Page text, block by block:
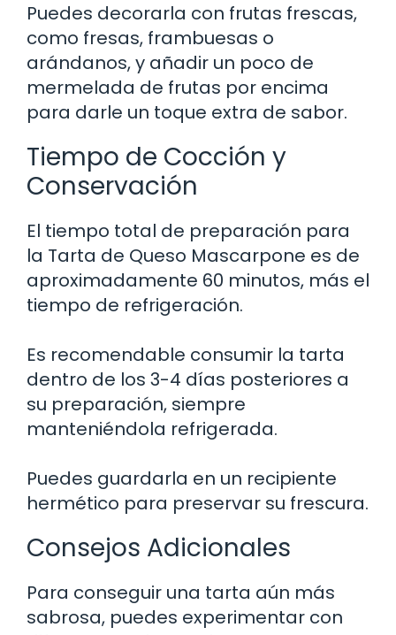
Puedes decorarla con frutas frescas,
como fresas, frambuesas o
arándanos, y añadir un poco de
mermelada de frutas por encima
para darle un toque extra de sabor.
Tiempo de Cocción y
Conservación
El tiempo total de preparación para
la Tarta de Queso Mascarpone es de
aproximadamente 60 minutos, más el
tiempo de refrigeración.
Es recomendable consumir la tarta
dentro de los 3-4 días posteriores a
su preparación, siempre
manteniéndola refrigerada.
Puedes guardarla en un recipiente
hermético para preservar su frescura.
Consejos Adicionales
Para conseguir una tarta aún más
sabrosa, puedes experimentar con